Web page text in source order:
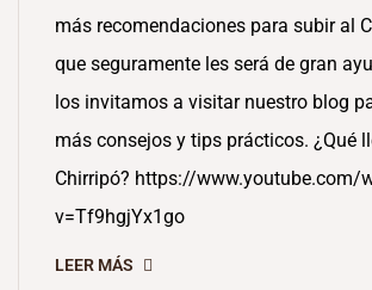
más recomendaciones para subir al
que seguramente les será de gran
los invitamos a visitar nuestro blog
más consejos y tips prácticos. ¿Qué
Chirripó? https://www.youtube.com/
v=Tf9hgjYx1go
LEER MÁS